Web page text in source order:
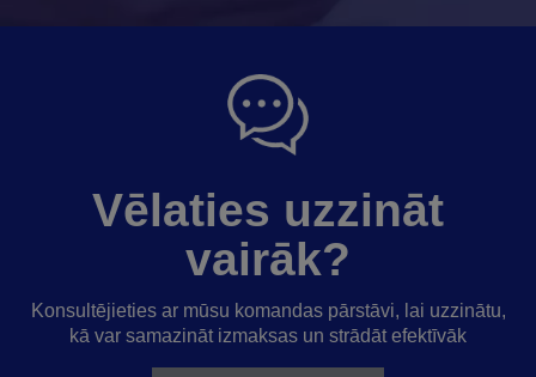
Vēlaties uzzināt
vairāk?
Konsultējieties ar mūsu komandas pārstāvi, lai uzzinātu,
kā var samazināt izmaksas un strādāt efektīvāk